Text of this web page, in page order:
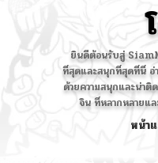
ยินดีต้อนรับสู่
ที่สุดและสนุกที่สุดที่นี่ อ่
ด้วยความสนุกและน่าติ
จิน ที่หลากหลายแล
หน้า